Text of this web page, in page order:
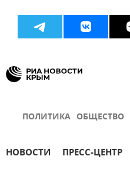
ПОЛИТИКА ОБЩЕСТВО
НОВОСТИ ПРЕСС-ЦЕНТР